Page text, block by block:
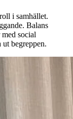
i samhället.
Balans
social
begreppen.